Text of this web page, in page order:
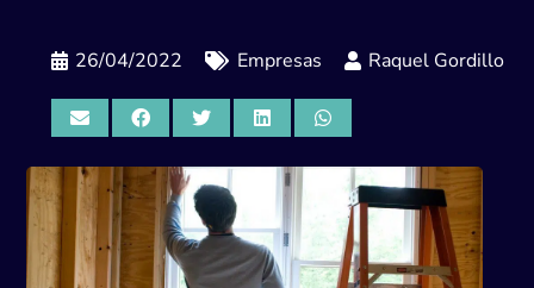
26/04/2022 Empresas Raquel Gordillo